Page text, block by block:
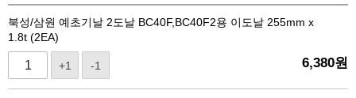
북성/삼원 예초기날 2도날 BC40F,BC40F2용 이도날 255mm x
1.8t (2EA)
+1 -1 6,380원